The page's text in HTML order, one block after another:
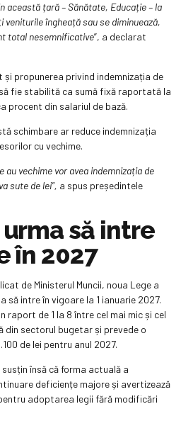
această țară – Sănătate, Educație – la
îngheață sau se diminuează,
total nesemnificative”, a declarat
propunerea privind indemnizația de
fie stabilită ca sumă fixă raportată la
procent din salariul de bază.
schimbare ar reduce indemnizația
cu vechime.
au vechime vor avea indemnizația de
sute de lei”, a spus președintele
să intre
în 2027
de Ministerul Muncii, noua Lege a
să intre în vigoare la 1 ianuarie 2027.
raport de 1 la 8 între cel mai mic și cel
din sectorul bugetar și prevede o
de lei pentru anul 2027.
însă că forma actuală a
deficiențe majore și avertizează
adoptarea legii fără modificări